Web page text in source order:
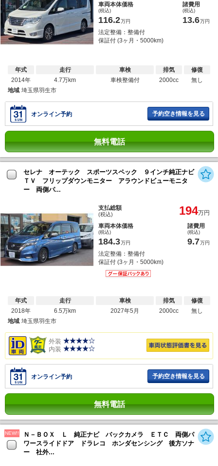
車両本体価格
(税込)
116.2万円
諸費用
(税込)
13.6万円
法定整備：整備付
保証付 (3ヶ月・5000km)
年式
2014年
走行
4.7万km
車検
車検整備付
排気
2000cc
修復
無し
地域 埼玉県羽生市
オンライン予約 予約空き情報を見る
無料電話
セレナ オーテック スポーツスペック ９インチ純正ナビ
ＴＶ フリップダウンモニター アラウンドビューモニタ
ー 両側パ...
支払総額
(税込) 194万円
車両本体価格
(税込)
184.3万円
諸費用
(税込)
9.7万円
法定整備：整備付
保証付 (3ヶ月・5000km)
年式
2018年
走行
6.5万km
車検
2027年5月
排気
2000cc
修復
無し
地域 埼玉県羽生市
外装
内装
オンライン予約 予約空き情報を見る
無料電話
NEW!!
Ｎ－ＢＯＸ Ｌ 純正ナビ バックカメラ ＥＴＣ 両側パ
ワースライドドア ドラレコ ホンダセンシング 後方ソナ
ー 社外...